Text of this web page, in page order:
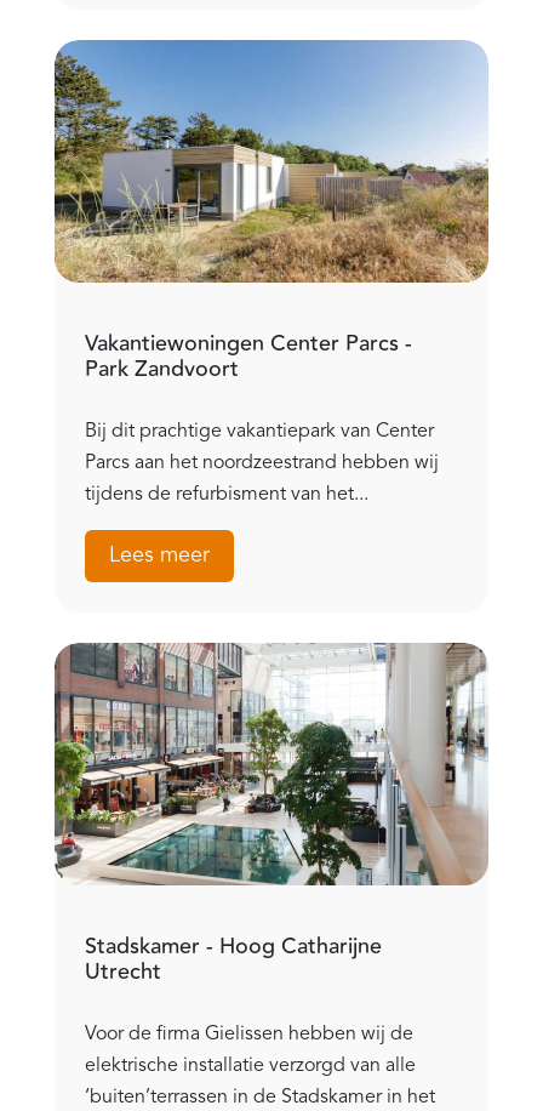
Vakantiewoningen Center Parcs -
Park Zandvoort
Bij dit prachtige vakantiepark van Center
Parcs aan het noordzeestrand hebben wij
tijdens de refurbisment van het...
Lees meer
Stadskamer - Hoog Catharijne
Utrecht
Voor de firma Gielissen hebben wij de
elektrische installatie verzorgd van alle
‘buiten’terrassen in de Stadskamer in het